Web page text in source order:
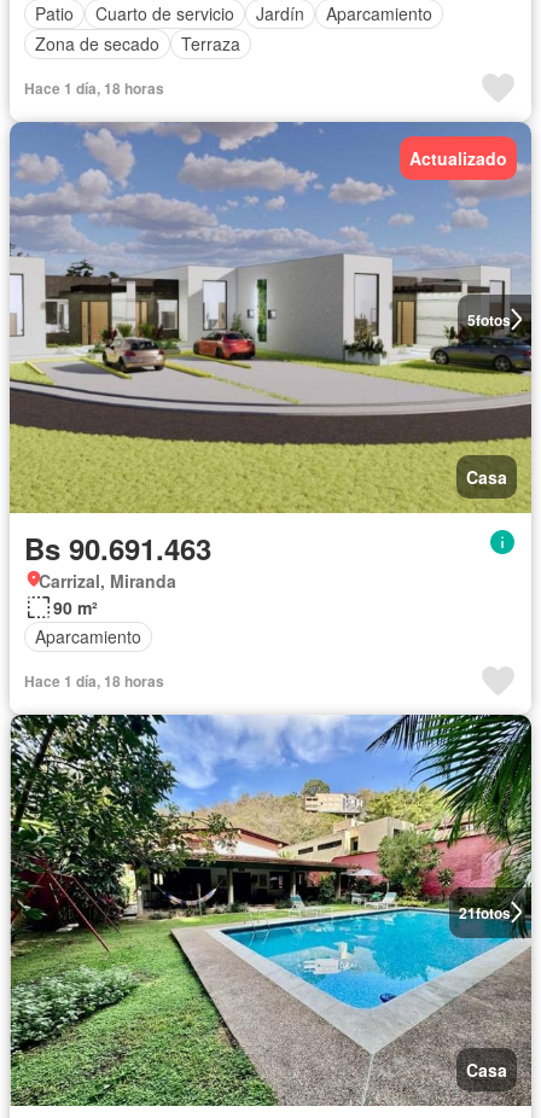
Patio
Cuarto de servicio Jardín
Aparcamiento
Zona de secado
Terraza
Hace 1 día, 18 horas
5fotos
Actualizado
Casa
Bs 90.691.463
Carrizal, Miranda
90 m²
Aparcamiento
Hace 1 día, 18 horas
21fotos
Casa